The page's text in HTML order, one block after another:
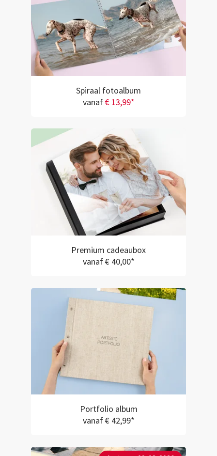
Spiraal fotoalbum
vanaf€ 13,99*
Premium cadeaubox
vanaf € 40,00*
Portfolio album
vanaf € 42,99*